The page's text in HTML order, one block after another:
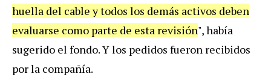
huella del cable y todos los demás activos deben
evaluarse como parte de esta revisión", había
sugerido el fondo. Y los pedidos fueron recibidos
por la compañía.